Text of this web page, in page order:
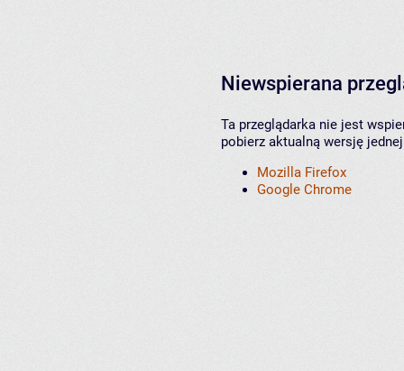
Niewspierana
Ta przeglądarka nie jest
pobierz aktualną wersję
Mozilla Firefox
Google Chrome